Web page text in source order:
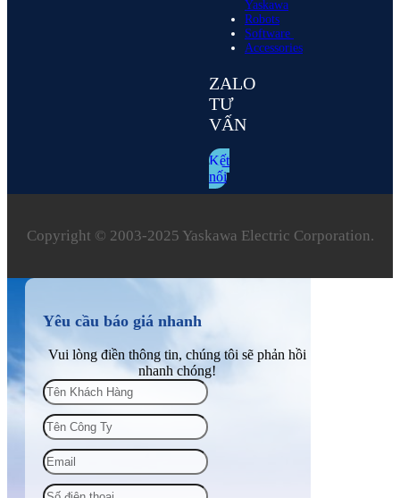
Yaskawa
Robots
Software
Accessories
ZALO
TƯ
VẤN
Kết
nối
Copyright © 2003‑2025 Yaskawa Electric Corporation.
Yêu cầu báo giá nhanh
Vui lòng điền thông tin, chúng tôi sẽ phản hồi
nhanh chóng!